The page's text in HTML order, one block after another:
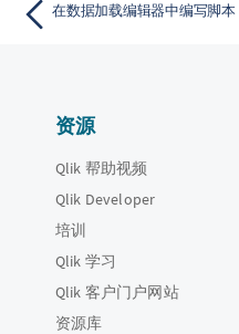
在数据加载编辑器中编写脚本
资源
Qlik 帮助视频
Qlik Developer
培训
Qlik 学习
Qlik 客户门户网站
资源库